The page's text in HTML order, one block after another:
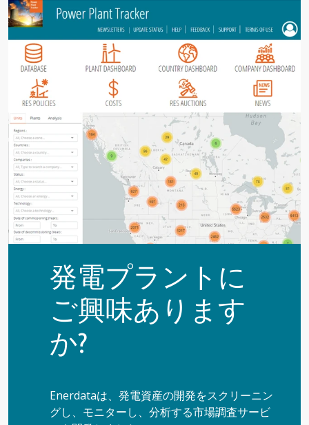
発電プラントに
ご興味あります
か?
Enerdataは、発電資産の開発をスクリーニン
グし、モニターし、分析する市場調査サービ